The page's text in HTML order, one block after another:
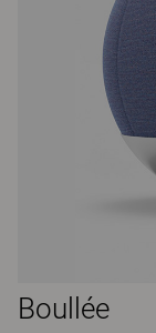
Boullée